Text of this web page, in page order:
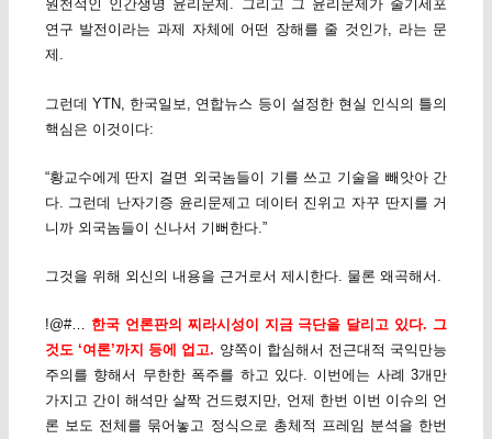
원천적인 인간생명 윤리문제. 그리고 그 윤리문제가 줄기세포
연구 발전이라는 과제 자체에 어떤 장해를 줄 것인가, 라는 문
제.
그런데 YTN, 한국일보, 연합뉴스 등이 설정한 현실 인식의 틀의
핵심은 이것이다:
“황교수에게 딴지 걸면 외국놈들이 기를 쓰고 기술을 빼앗아 간
다. 그런데 난자기증 윤리문제고 데이터 진위고 자꾸 딴지를 거
니까 외국놈들이 신나서 기뻐한다.”
그것을 위해 외신의 내용을 근거로서 제시한다. 물론 왜곡해서.
!@#… 한국 언론판의 찌라시성이 지금 극단을 달리고 있다. 그
것도 ‘여론’까지 등에 업고. 양쪽이 합심해서 전근대적 국익만능
주의를 향해서 무한한 폭주를 하고 있다. 이번에는 사례 3개만
가지고 간이 해석만 살짝 건드렸지만, 언제 한번 이번 이슈의 언
론 보도 전체를 묶어놓고 정식으로 총체적 프레임 분석을 한번